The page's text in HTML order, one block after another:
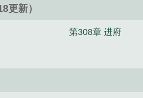
界 李远道
我的御灵来自华夏
更新）
第308章 进府